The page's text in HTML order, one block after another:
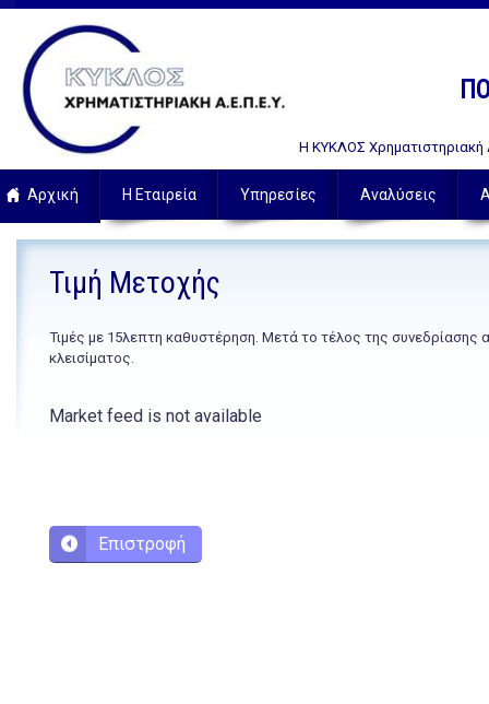
Η ΚΥΚΛΟΣ Χρηματιστηριακή
Αρχική Η Εταιρεία Υπηρεσίες Αναλύσεις
Τιμή Μετοχής
Τιμές με 15λεπτη καθυστέρηση. Μετά το τέλος της συνεδρίασης
κλεισίματος.
Market feed is not available
Επιστροφή